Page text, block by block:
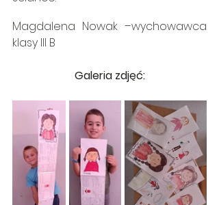
Magdalena Nowak –wychowawca
klasy III B
Galeria zdjęć: